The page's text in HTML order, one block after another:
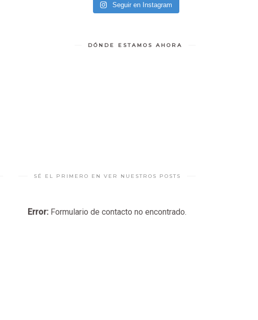
Seguir en Instagram
DÓNDE ESTAMOS AHORA
SÉ EL PRIMERO EN VER NUESTROS POSTS
Error: Formulario de contacto no encontrado.